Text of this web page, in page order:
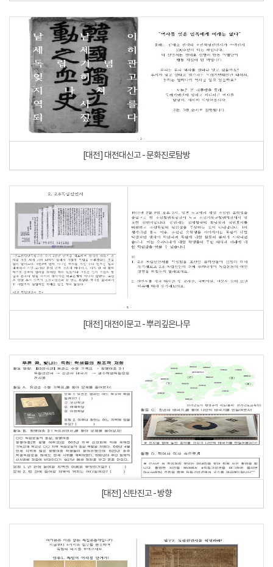
[대전] 대전대신고 - 문화진로탐방
[대전] 대전이문고 - 뿌리깊은나무
[대전] 신탄진고 - 방향